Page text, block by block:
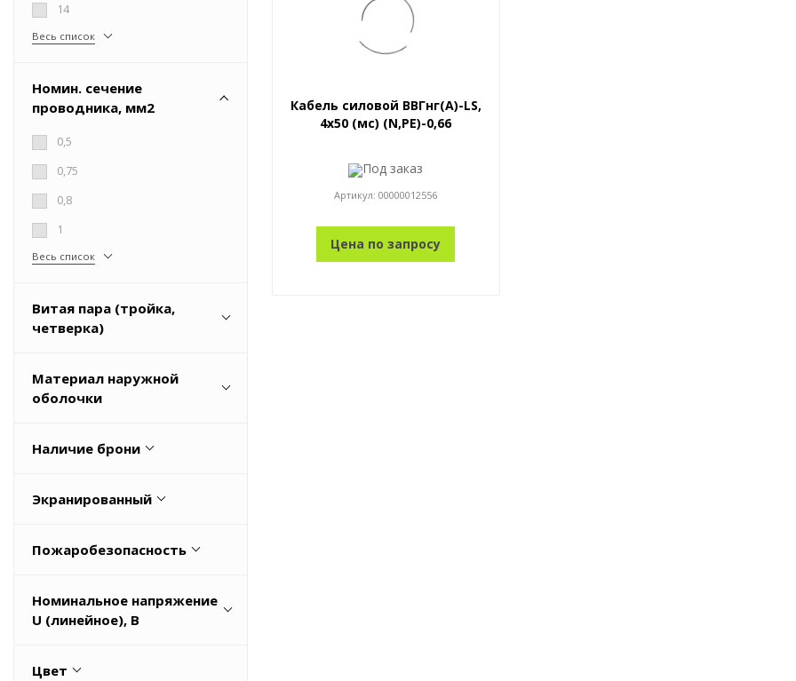
14
Весь список
Номин. сечение
проводника, мм2
0,5
0,75
0,8
1
Весь список
Витая пара (тройка,
четверка)
Материал наружной
оболочки
ПВХ (PVC)
Поливинилхлорид (ПВХ)
Весь список
Наличие брони
Экранированный
Нет
Пожаробезопасность
П1б.8.2.5.4
Номинальное напряжение
U (линейное), В
Цвет
Кабель силовой ВВГнг(A)-LS,
4x50 (мс) (N,PE)-0,66
Под заказ
Артикул:00000012556
Цена по запросу